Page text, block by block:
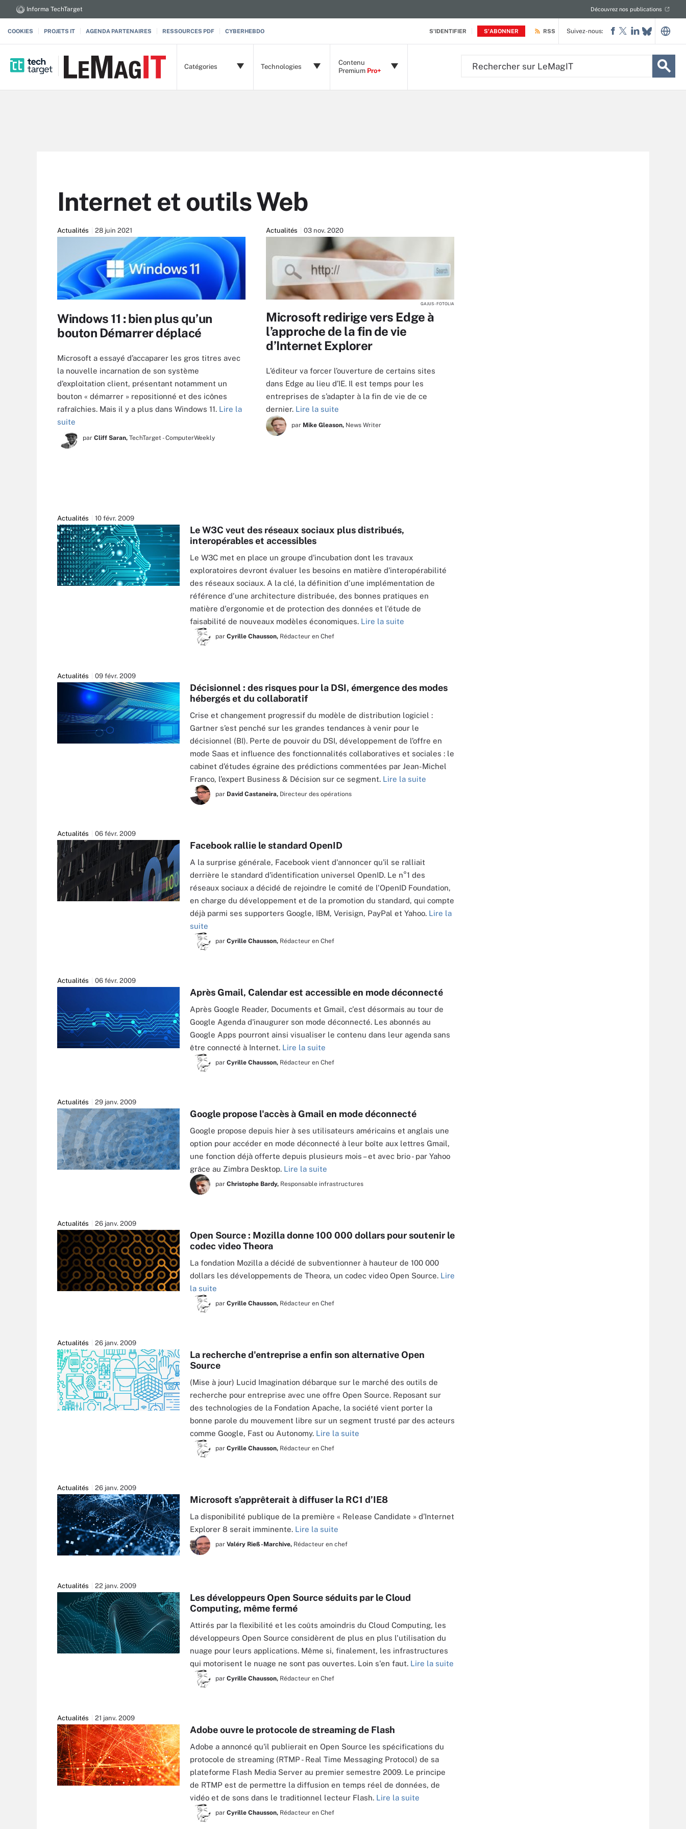
S'IDENTIFIER S'ABONNER
Informa TechTarget Découvrez nos publications
COOKIES PROJETS IT AGENDA PARTENAIRES RESSOURCES PDF CYBERHEBDO RSS
Catégories Technologies
Contenu
Premium Pro+
Suivez-nous:
Internet et outils Web
Actualités 28 juin 2021
Windows 11 : bien plus qu’un
bouton Démarrer déplacé
Microsoft a essayé d’accaparer les gros titres avec
la nouvelle incarnation de son système
d’exploitation client, présentant notamment un
bouton « démarrer » repositionné et des icônes
rafraîchies. Mais il y a plus dans Windows 11. Lire la
suite
par Cliff Saran, TechTarget - ComputerWeekly
Actualités 03 nov. 2020
GAJUS - FOTOLIA
Microsoft redirige vers Edge à
l’approche de la fin de vie
d’Internet Explorer
L’éditeur va forcer l’ouverture de certains sites
dans Edge au lieu d’IE. Il est temps pour les
entreprises de s’adapter à la fin de vie de ce
dernier. Lire la suite
par Mike Gleason, News Writer
Actualités 10 févr. 2009
Le W3C veut des réseaux sociaux plus distribués,
interopérables et accessibles
Le W3C met en place un groupe d'incubation dont les travaux
exploratoires devront évaluer les besoins en matière d'interopérabilité
des réseaux sociaux. A la clé, la définition d'une implémentation de
référence d'une architecture distribuée, des bonnes pratiques en
matière d'ergonomie et de protection des données et l'étude de
faisabilité de nouveaux modèles économiques. Lire la suite
par Cyrille Chausson, Rédacteur en Chef
Actualités 09 févr. 2009
Décisionnel : des risques pour la DSI, émergence des modes
hébergés et du collaboratif
Crise et changement progressif du modèle de distribution logiciel :
Gartner s’est penché sur les grandes tendances à venir pour le
décisionnel (BI). Perte de pouvoir du DSI, développement de l’offre en
mode Saas et influence des fonctionnalités collaboratives et sociales : le
cabinet d’études égraine des prédictions commentées par Jean-Michel
Franco, l’expert Business & Décision sur ce segment. Lire la suite
par David Castaneira, Directeur des opérations
Actualités 06 févr. 2009
Facebook rallie le standard OpenID
A la surprise générale, Facebook vient d'annoncer qu'il se ralliait
derrière le standard d'identification universel OpenID. Le n°1 des
réseaux sociaux a décidé de rejoindre le comité de l'OpenID Foundation,
en charge du développement et de la promotion du standard, qui compte
déjà parmi ses supporters Google, IBM, Verisign, PayPal et Yahoo. Lire la
suite
par Cyrille Chausson, Rédacteur en Chef
Actualités 06 févr. 2009
Après Gmail, Calendar est accessible en mode déconnecté
Après Google Reader, Documents et Gmail, c'est désormais au tour de
Google Agenda d'inaugurer son mode déconnecté. Les abonnés au
Google Apps pourront ainsi visualiser le contenu dans leur agenda sans
être connecté à Internet. Lire la suite
par Cyrille Chausson, Rédacteur en Chef
Actualités 29 janv. 2009
Google propose l'accès à Gmail en mode déconnecté
Google propose depuis hier à ses utilisateurs américains et anglais une
option pour accéder en mode déconnecté à leur boîte aux lettres Gmail,
une fonction déjà offerte depuis plusieurs mois – et avec brio - par Yahoo
grâce au Zimbra Desktop. Lire la suite
par Christophe Bardy, Responsable infrastructures
Actualités 26 janv. 2009
Open Source : Mozilla donne 100 000 dollars pour soutenir le
codec video Theora
La fondation Mozilla a décidé de subventionner à hauteur de 100 000
dollars les développements de Theora, un codec video Open Source. Lire
la suite
par Cyrille Chausson, Rédacteur en Chef
Actualités 26 janv. 2009
La recherche d'entreprise a enfin son alternative Open
Source
(Mise à jour) Lucid Imagination débarque sur le marché des outils de
recherche pour entreprise avec une offre Open Source. Reposant sur
des technologies de la Fondation Apache, la société vient porter la
bonne parole du mouvement libre sur un segment trusté par des acteurs
comme Google, Fast ou Autonomy. Lire la suite
par Cyrille Chausson, Rédacteur en Chef
Actualités 26 janv. 2009
Microsoft s’apprêterait à diffuser la RC1 d’IE8
La disponibilité publique de la première « Release Candidate » d’Internet
Explorer 8 serait imminente. Lire la suite
par Valéry Rieß-Marchive, Rédacteur en chef
Actualités 22 janv. 2009
Les développeurs Open Source séduits par le Cloud
Computing, même fermé
Attirés par la flexibilité et les coûts amoindris du Cloud Computing, les
développeurs Open Source considèrent de plus en plus l'utilisation du
nuage pour leurs applications. Même si, finalement, les infrastructures
qui motorisent le nuage ne sont pas ouvertes. Loin s'en faut. Lire la suite
par Cyrille Chausson, Rédacteur en Chef
Actualités 21 janv. 2009
Adobe ouvre le protocole de streaming de Flash
Adobe a annoncé qu'il publierait en Open Source les spécifications du
protocole de streaming (RTMP - Real Time Messaging Protocol) de sa
plateforme Flash Media Server au premier semestre 2009. Le principe
de RTMP est de permettre la diffusion en temps réel de données, de
vidéo et de sons dans le traditionnel lecteur Flash. Lire la suite
par Cyrille Chausson, Rédacteur en Chef